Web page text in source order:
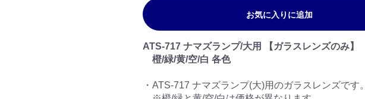
お気に入りに追加
ATS-717 ナマズランプ/大用 【ガラスレンズのみ】
橙/緑/黄/空/白 各色
・ATS-717 ナマズランプ(大)用のガラスレンズです。